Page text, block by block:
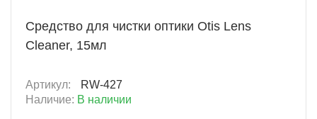
Средство для чистки оптики Otis Lens
Cleaner, 15мл
Артикул:
RW-427
Наличие: В наличии